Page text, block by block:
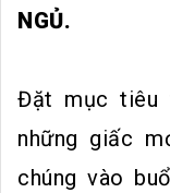
NGỦ.
Đặt mục tiêu
những giấc
chúng vào